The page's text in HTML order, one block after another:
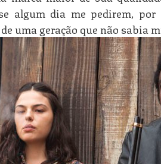
se algum dia me pedirem,
de uma geração que não sabia